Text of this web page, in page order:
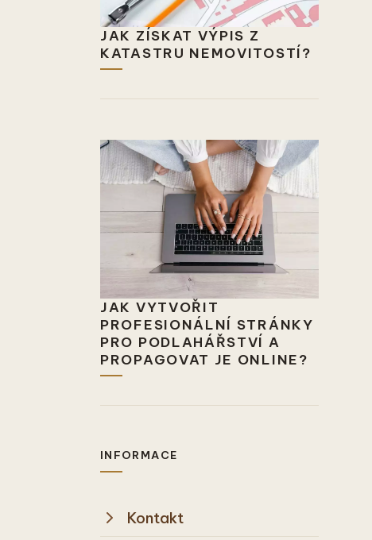
JAK ZÍSKAT VÝPIS Z
KATASTRU NEMOVITOSTÍ?
JAK VYTVOŘIT
PROFESIONÁLNÍ STRÁNKY
PRO PODLAHÁŘSTVÍ A
PROPAGOVAT JE ONLINE?
INFORMACE
Kontakt